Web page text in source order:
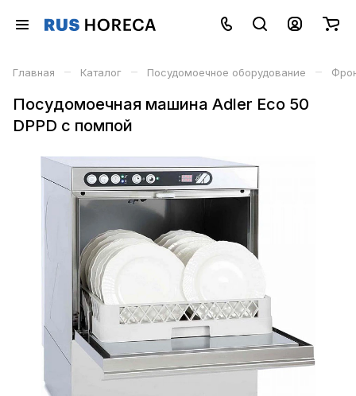
Главная – Каталог – Посудомоечное оборудование –
Посудомоечная машина Adler Eco 50
DPPD с помпой